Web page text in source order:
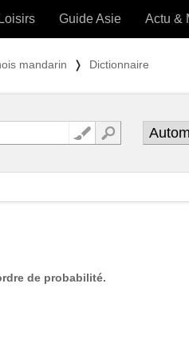
Loisirs
PLUS (24 OUTILS) »
Guide Asie Actu &
mandarin ❭ Dictionnaire
de probabilité.